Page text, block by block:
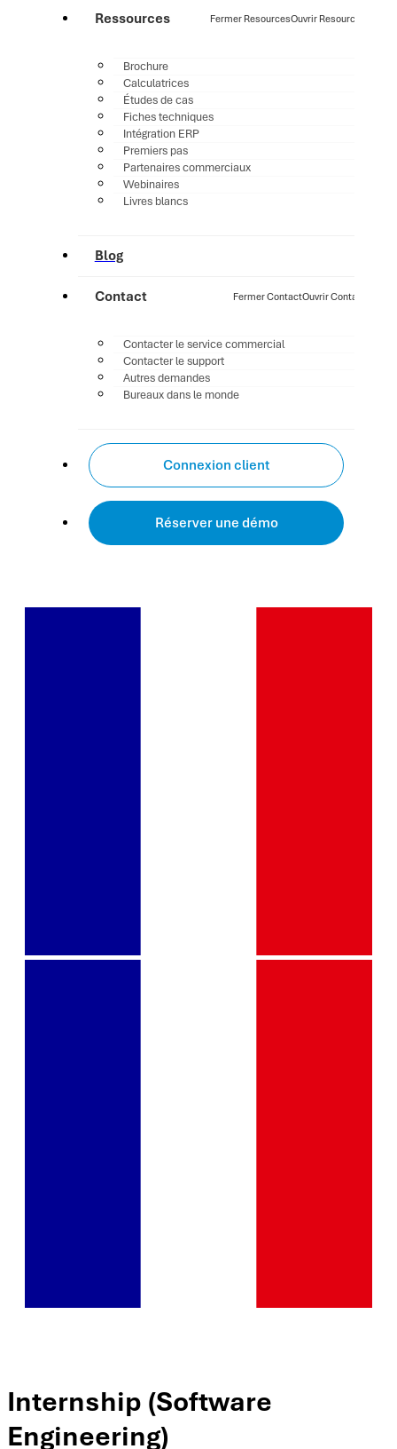
Ressources Fermer ResourcesOuvrir Resources
Brochure
Calculatrices
Études de cas
Fiches techniques
Intégration ERP
Premiers pas
Partenaires commerciaux
Webinaires
Livres blancs
Blog
Contact Fermer ContactOuvrir Contact
Contacter le service commercial
Contacter le support
Autres demandes
Bureaux dans le monde
Connexion client
Réserver une démo
Internship (Software
Engineering)